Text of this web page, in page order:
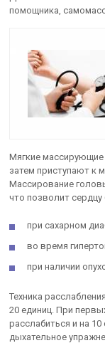
помощника,
Мягкие массирующие
затем приступают к
Массирование
что позволит сердцу
при сахарном
во время
при наличии
Техника
20 единиц. При
расслабиться и на
дыхательное